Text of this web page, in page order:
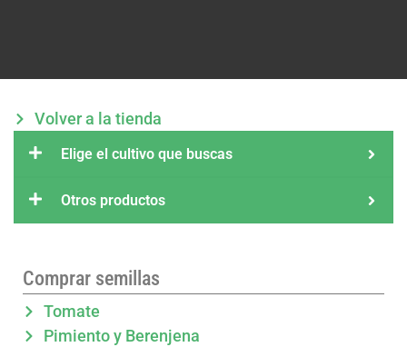
Comprar semillas
Tomate
Pimiento y Berenjena
Volver a la tienda
Elige el cultivo que buscas
Otros productos